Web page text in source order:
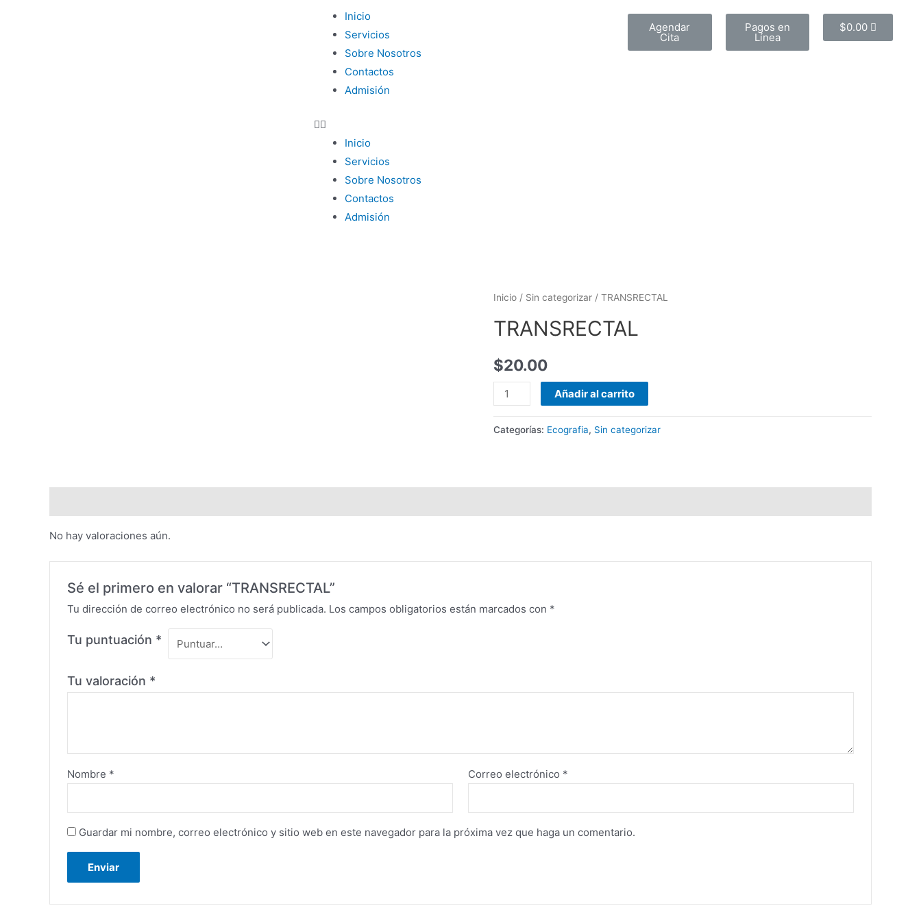
Inicio
Servicios
Sobre Nosotros
Contactos
Admisión
Inicio
Servicios
Sobre Nosotros
Contactos
Admisión
Agendar
Cita
Pagos en
Línea
$0.00
Inicio / Sin categorizar / TRANSRECTAL
TRANSRECTAL
$20.00
Añadir al carrito
Categorías: Ecografia, Sin categorizar
No hay valoraciones aún.
Sé el primero en valorar “TRANSRECTAL”
Tu dirección de correo electrónico no será publicada. Los campos obligatorios están marcados con *
Tu puntuación *
Tu valoración *
Nombre * Correo electrónico *
Guardar mi nombre, correo electrónico y sitio web en este navegador para la próxima vez que haga un comentario.